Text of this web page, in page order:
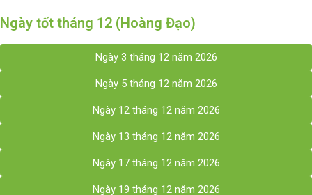
Ngày tốt tháng 12 (Hoàng Đạo)
Ngày 3 tháng 12 năm 2026
Ngày 5 tháng 12 năm 2026
Ngày 12 tháng 12 năm 2026
Ngày 13 tháng 12 năm 2026
Ngày 17 tháng 12 năm 2026
Ngày 19 tháng 12 năm 2026